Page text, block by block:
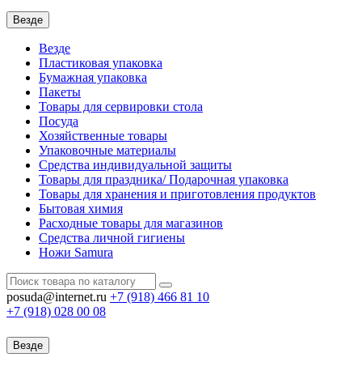
Везде
Везде
Пластиковая упаковка
Бумажная упаковка
Пакеты
Товары для сервировки стола
Посуда
Хозяйственные товары
Упаковочные материалы
Средства индивидуальной защиты
Товары для праздника/ Подарочная упаковка
Товары для хранения и приготовления продуктов
Бытовая химия
Расходные товары для магазинов
Средства личной гигиены
Ножи Samura
posuda@internet.ru +7 (918) 466 81 10
+7 (918) 028 00 08
Везде